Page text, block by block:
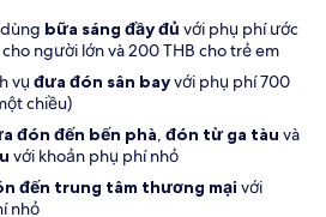
bữa sáng đầy đủ với phụ phí ước
người lớn và 200 THB cho trẻ em
vụ đưa đón sân bayvới phụ phí 700
chiều)
đón đến bến phà, đón từ ga tàu và
với khoản phụ phí nhỏ
đến trung tâm thương mại với
nhỏ